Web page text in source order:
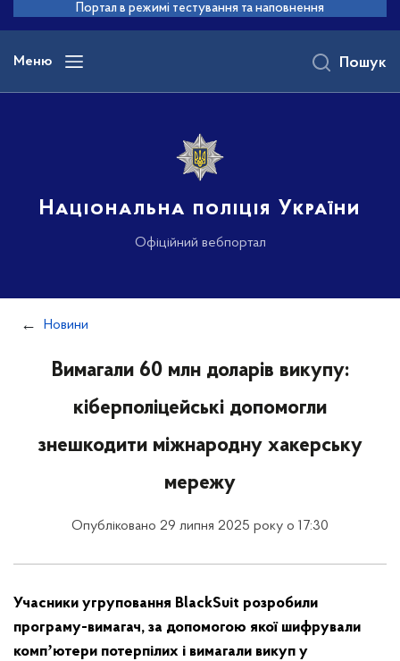
основного
вмісту
Портал в режимі тестування та наповнення
Меню
Національна поліція України
Офіційний вебпортал
Пошук
Новини
Вимагали 60 млн доларів викупу:
кіберполіцейські допомогли
знешкодити міжнародну хакерську
мережу
Опубліковано 29 липня 2025 року о 17:30
Учасники угруповання BlackSuit розробили
програму-вимагач, за допомогою якої шифрували
компʼютери потерпілих і вимагали викуп у